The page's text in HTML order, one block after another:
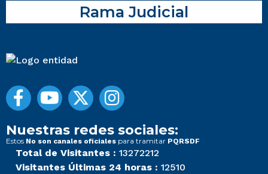
Rama Judicial
Nuestras redes sociales:
Estos No son canales oficiales para tramitar PQRSDF
Total de Visitantes : 13272212
Visitantes Últimas 24 horas : 12510